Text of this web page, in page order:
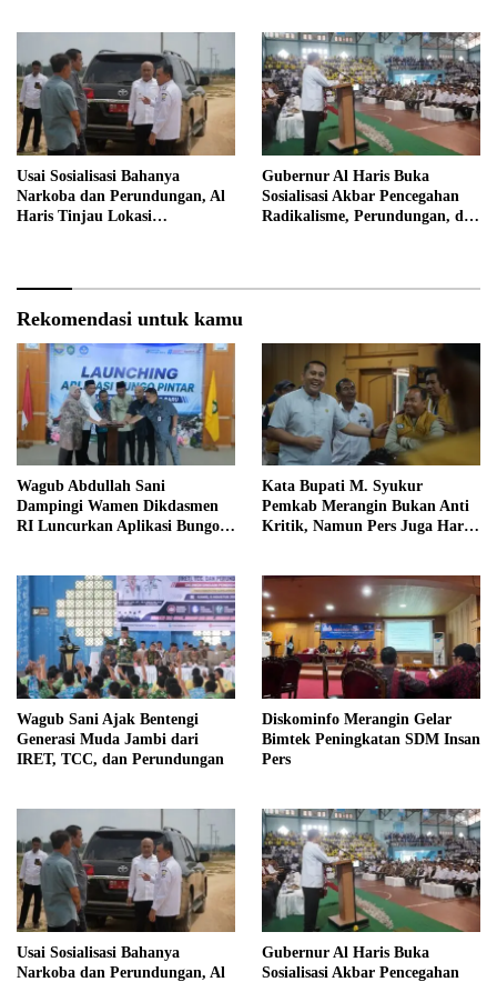
Usai Sosialisasi Bahanya
Narkoba dan Perundungan, Al
Haris Tinjau Lokasi
Gubernur Al Haris Buka
Sosialisasi Akbar Pencegahan
Radikalisme, Perundungan, dan
Rekomendasi untuk kamu
Wagub Abdullah Sani
Dampingi Wamen Dikdasmen
RI Luncurkan Aplikasi Bungo
Kata Bupati M. Syukur
Pemkab Merangin Bukan Anti
Kritik, Namun Pers Juga Harus
Wagub Sani Ajak Bentengi
Generasi Muda Jambi dari
IRET, TCC, dan Perundungan
Diskominfo Merangin Gelar
Bimtek Peningkatan SDM Insan
Pers
Usai Sosialisasi Bahanya
Narkoba dan Perundungan, Al
Gubernur Al Haris Buka
Sosialisasi Akbar Pencegahan